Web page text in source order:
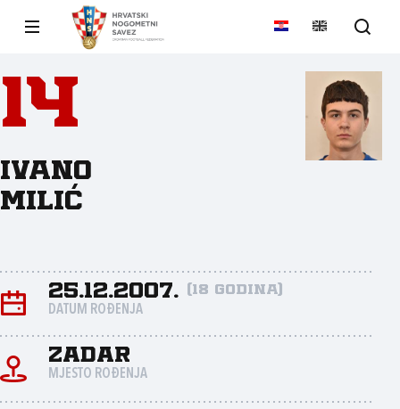
14
Ivano
Milić
25.12.2007. (18 godina)
DATUM ROĐENJA
Zadar
MJESTO ROĐENJA